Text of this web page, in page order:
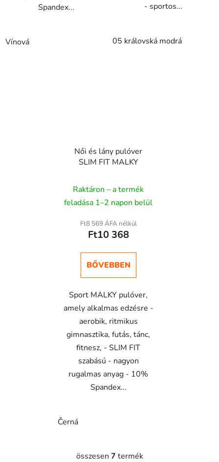
Spandex...
Vínová
- sportos...
05 královská modrá
Női és lány pulóver
SLIM FIT MALKY
Raktáron – a termék
feladása 1–2 napon belül
Ft8 569 ÁFA nélkül
Ft10 368
BŐVEBBEN
Sport MALKY pulóver,
amely alkalmas edzésre -
aerobik, ritmikus
gimnasztika, futás, tánc,
fitnesz, - SLIM FIT
szabású - nagyon
rugalmas anyag - 10%
Spandex...
Černá
összesen 7 termék